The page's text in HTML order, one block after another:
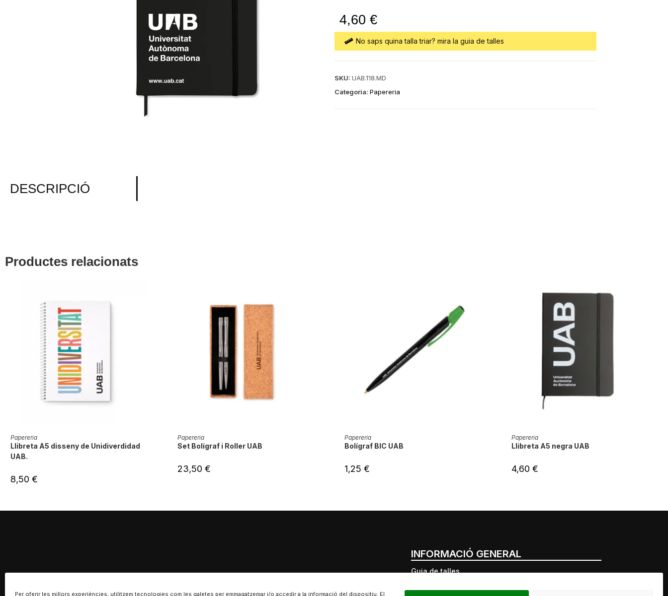
Per oferir les millors experiències, utilitzem tecnologies com les galetes per emmagatzemar i/o accedir a la informació del dispositiu. El
4,60€
No saps quina talla triar? mira la guia de talles
SKU:UAB.118.MD
Categoria:Papereria
DESCRIPCIÓ
Productes relacionats
Papereria
Llibreta A5 disseny de Unidiverdidad
UAB.
8,50€
Papereria
Set Bolígraf i Roller UAB
23,50€
Papereria
Bolígraf BIC UAB
1,25€
Papereria
Llibreta A5 negra UAB
4,60€
INFORMACIÓ GENERAL
Guia de talles